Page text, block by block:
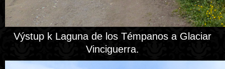
Výstup k Laguna de los Témpanos a Glaciar
Vinciguerra.